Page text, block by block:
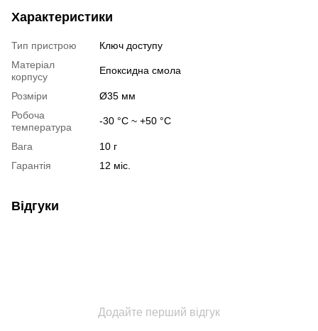
Характеристики
Тип пристрою
Ключ доступу
Матеріал
корпусу
Епоксидна смола
Розміри
Ø35 мм
Робоча
температура
-30 °C ~ +50 °C
Вага
10 г
Гарантія
12 міс.
Відгуки
Додайте перший відгук